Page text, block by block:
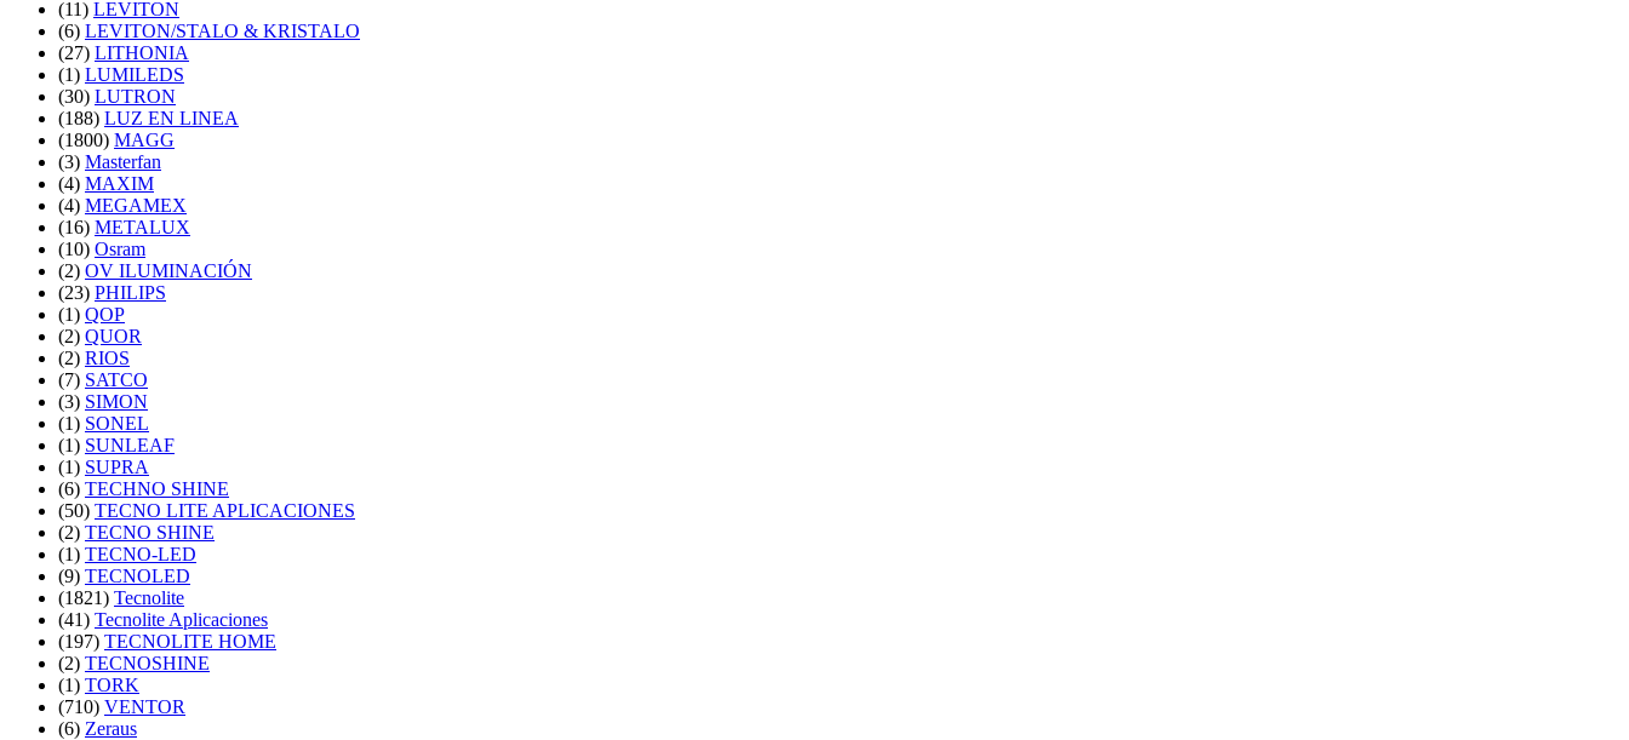
(11) LEVITON
(6) LEVITON/STALO & KRISTALO
(27) LITHONIA
(1) LUMILEDS
(30) LUTRON
(188) LUZ EN LINEA
(1800) MAGG
(3) Masterfan
(4) MAXIM
(4) MEGAMEX
(16) METALUX
(10) Osram
(2) OV ILUMINACIÓN
(23) PHILIPS
(1) QOP
(2) QUOR
(2) RIOS
(7) SATCO
(3) SIMON
(1) SONEL
(1) SUNLEAF
(1) SUPRA
(6) TECHNO SHINE
(50) TECNO LITE APLICACIONES
(2) TECNO SHINE
(1) TECNO-LED
(9) TECNOLED
(1821) Tecnolite
(41) Tecnolite Aplicaciones
(197) TECNOLITE HOME
(2) TECNOSHINE
(1) TORK
(710) VENTOR
(6) Zeraus